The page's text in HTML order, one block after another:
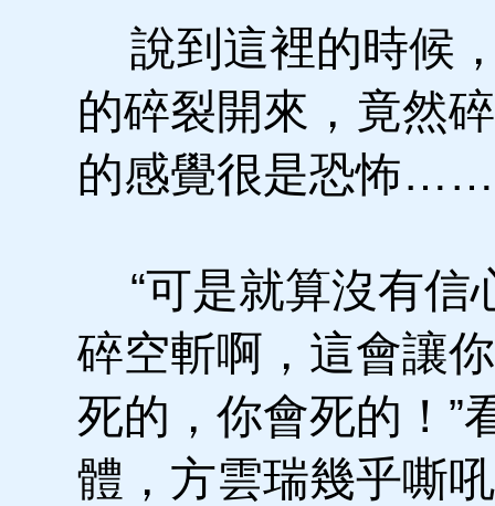
說到這裡的時候
的碎裂開來，竟然
的感覺很是恐怖……
“可是就算沒有信
碎空斬啊，這會讓
死的，你會死的！”
體，方雲瑞幾乎嘶